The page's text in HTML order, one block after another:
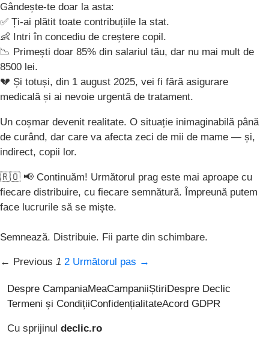
Gândește-te doar la asta:
✅ Ți-ai plătit toate contribuțiile la stat.
👶 Intri în concediu de creștere copil.
📉 Primești doar 85% din salariul tău, dar nu mai mult de
8500 lei.
💔 Și totuși, din 1 august 2025, vei fi fără asigurare
medicală și ai nevoie urgentă de tratament.
Un coșmar devenit realitate. O situație inimaginabilă până
de curând, dar care va afecta zeci de mii de mame — și,
indirect, copii lor.
🇷🇴 📢 Continuăm! Următorul prag este mai aproape cu
fiecare distribuire, cu fiecare semnătură. Împreună putem
face lucrurile să se miște.
Semnează. Distribuie. Fii parte din schimbare.
← Previous 1 2 Următorul pas →
Despre CampaniaMeaCampaniiȘtiri Despre Declic
Termeni și CondițiiConfidențialitateAcord GDPR
Cu sprijinul declic.ro